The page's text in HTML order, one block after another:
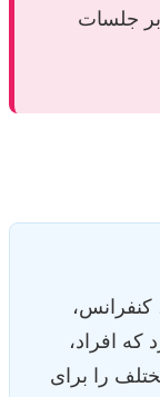
بر جلسات
کنفرانس،
که افراد،
را برای